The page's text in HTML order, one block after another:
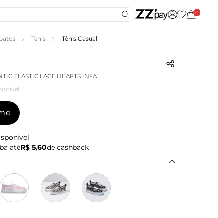
0
Tênis Tênis Casual
ELASTIC LACE HEARTS INFA
atéR$ 5,60de cashback